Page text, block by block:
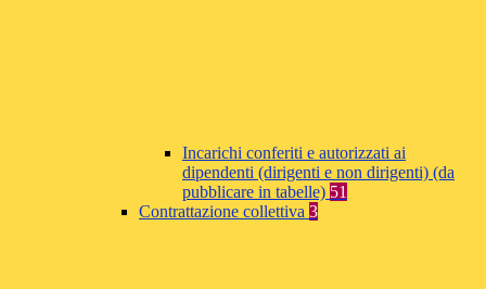
Incarichi conferiti e autorizzati ai
dipendenti (dirigenti e non dirigenti) (da
pubblicare in tabelle) 51
Contrattazione collettiva 3